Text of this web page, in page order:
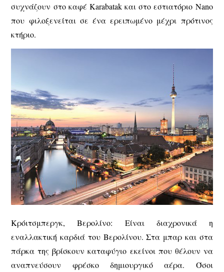
συχνάζουν στο καφέ Karabatak και στο εστιατόριο Nano
που φιλοξενείται σε ένα ερειπωμένο μέχρι πρότινος
κτήριο.
Κρόιτσμπεργκ, Βερολίνο: Είναι διαχρονικά η
εναλλακτική καρδιά του Βερολίνου. Στα μπαρ και στα
πάρκα της βρίσκουν καταφύγιο εκείνοι που θέλουν να
αναπνεύσουν φρέσκο δημιουργικό αέρα. Όσοι